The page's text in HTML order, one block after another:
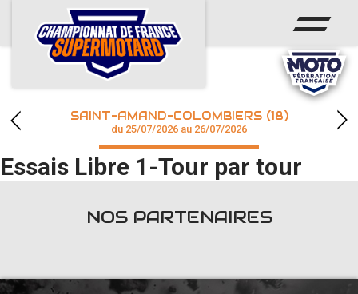
ACCUEIL
ACTUS
CALENDRIER
CHAMPIONNAT
RÉSULTATS
SAINT-AMAND-COLOMBIERS (18)
du 25/07/2026 au 26/07/2026
Essais Libre 1-Tour par tour
NOS PARTENAIRES